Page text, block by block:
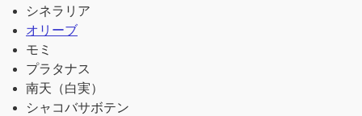
シネラリア
オリーブ
モミ
プラタナス
南天（白実）
シャコバサボテン